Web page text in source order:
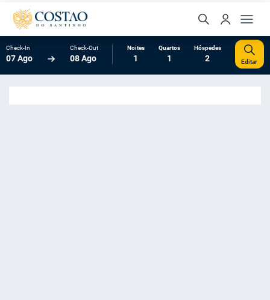
Check-In
07 Ago
Check-Out
08 Ago
Noites
1
Quartos
1
Hóspedes
2 Editar